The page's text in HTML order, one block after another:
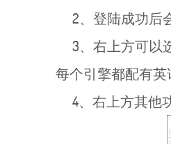
2、登陆成功后
3、右上方可以
每个引擎都配有
4、右上方其他